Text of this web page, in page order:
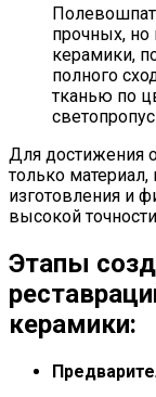
прочных, но
керамики,
полного
тканью по
Для достижения
только
изготовления и
высокой
Этапы
керамики: